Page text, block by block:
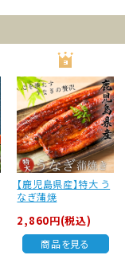
【鹿児島県産】特大 う
なぎ蒲焼
2,860円(税込)
商品を見る